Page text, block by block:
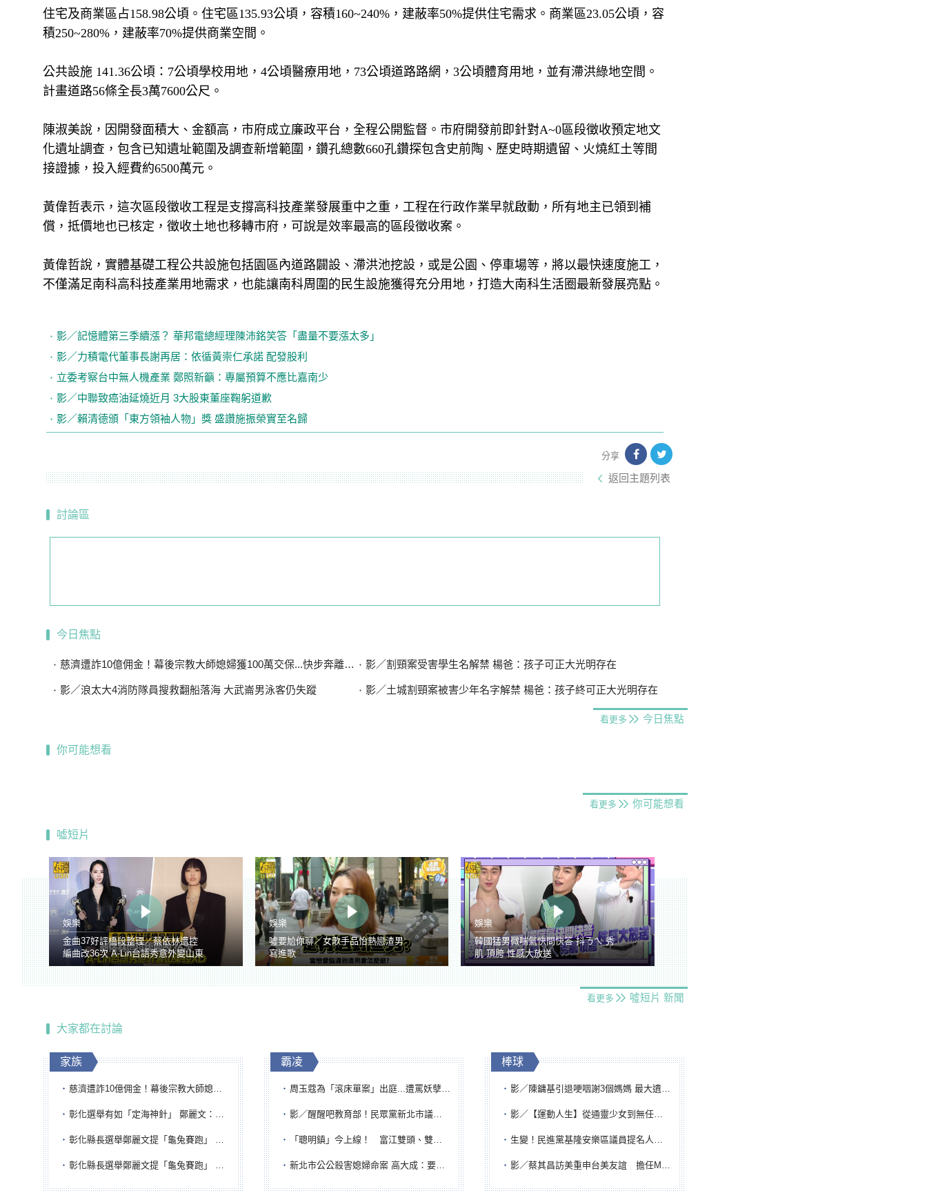
住宅及商業區占158.98公頃。住宅區135.93公頃，容積160~240%，建蔽率50%提供住宅需求。商業區23.05公頃，容
積250~280%，建蔽率70%提供商業空間。
公共設施 141.36公頃：7公頃學校用地，4公頃醫療用地，73公頃道路路網，3公頃體育用地，並有滯洪綠地空間。
計畫道路56條全長3萬7600公尺。
陳淑美說，因開發面積大、金額高，市府成立廉政平台，全程公開監督。市府開發前即針對A~0區段徵收預定地文
化遺址調查，包含已知遺址範圍及調查新增範圍，鑽孔總數660孔鑽探包含史前陶、歷史時期遺留、火燒紅土等間
接證據，投入經費約6500萬元。
黃偉哲表示，這次區段徵收工程是支撐高科技產業發展重中之重，工程在行政作業早就啟動，所有地主已領到補
償，抵價地也已核定，徵收土地也移轉市府，可說是效率最高的區段徵收案。
黃偉哲說，實體基礎工程公共設施包括園區內道路闢設、滯洪池挖設，或是公園、停車場等，將以最快速度施工，
不僅滿足南科高科技產業用地需求，也能讓南科周圍的民生設施獲得充分用地，打造大南科生活圈最新發展亮點。
影／記憶體第三季續漲？ 華邦電總經理陳沛銘笑答「盡量不要漲太多」
影／力積電代董事長謝再居：依循黃崇仁承諾 配發股利
立委考察台中無人機產業 鄭照新籲：專屬預算不應比嘉南少
影／中聯致癌油延燒近月 3大股東董座鞠躬道歉
影／賴清德頒「東方領袖人物」獎 盛讚施振榮實至名歸
分享
返回主題列表
討論區
今日焦點
慈濟遭詐10億佣金！幕後宗教大師媳婦獲100萬交保...快步奔離不發一語 影／割頸案受害學生名解禁 楊爸：孩子可正大光明存在
影／浪太大4消防隊員搜救翻船落海 大武崙男泳客仍失蹤 影／土城割頸案被害少年名字解禁 楊爸：孩子終可正大光明存在
看更多 今日焦點
你可能想看
看更多 你可能想看
噓短片
娛樂
金曲37好評橋段整理／蔡依林遭控
編曲改36次 A-Lin台語秀意外變山東
腔
娛樂
噓要尬你聊／女歌手品怡熱戀渣男
寫進歌
娛樂
韓國猛男微喘氣快問快答 抖ㄋㄟ 秀
肌 頂胯 性感大放送
看更多 噓短片 新聞
大家都在討論
家族
慈濟遭詐10億佣金！幕後宗教大師媳婦獲100萬交保...快步奔離不發一語
彰化選舉有如「定海神針」 鄭麗文：傾全黨之力讓彰化贏
彰化縣長選舉鄭麗文提「龜兔賽跑」 綠營、無黨籍忙否認是烏龜
彰化縣長選舉鄭麗文提「龜兔賽跑」 綠營、無黨籍忙否認是烏龜
霸凌
周玉蔻為「滾床單案」出庭...遭罵妖孽下地獄 張淑娟批：舌頭殺人有罪
影／醒醒吧教育部！民眾黨新北市議員參選人提出校園反毒防線升級政見
「聰明鎮」今上線！ 富江雙頭、雙一、人頭氣球全登場
新北市公公殺害媳婦命案 高大成：要害殺多刀顯示怨恨深
棒球
影／陳鏞基引退哽咽謝3個媽媽 最大遺憾無緣大聯盟
影／【運動人生】從通靈少女到無任所大使 劉柏君女裁判人生國際發光
生變！民進黨基隆安樂區議員提名人黃永翔突被除名 將另提他人
影／蔡其昌訪美重申台美友誼 擔任MLB大都會台灣日開球嘉賓